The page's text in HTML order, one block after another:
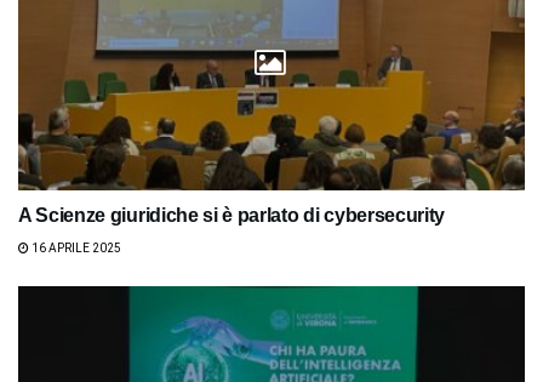
A Scienze giuridiche si è parlato di cybersecurity
16 APRILE 2025